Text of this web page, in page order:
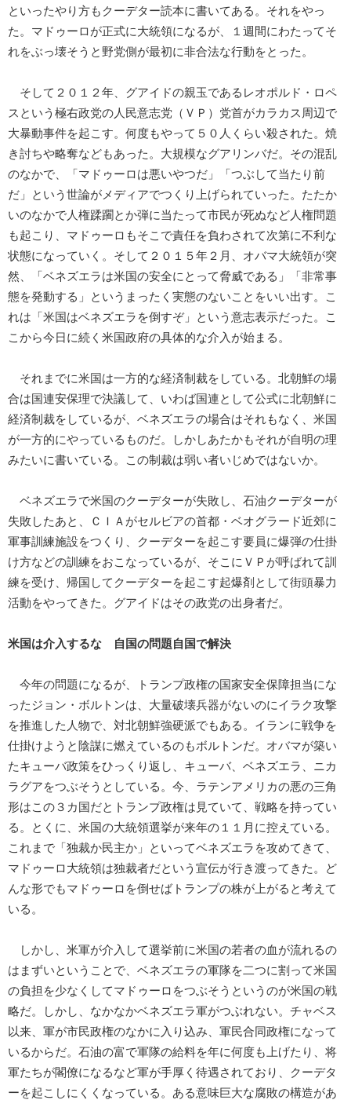
といったやり方もクーデター読本に書いてある。それをやっ
た。マドゥーロが正式に大統領になるが、１週間にわたってそ
れをぶっ壊そうと野党側が最初に非合法な行動をとった。
そして２０１２年、グアイドの親玉であるレオポルド・ロペ
スという極右政党の人民意志党（ＶＰ）党首がカラカス周辺で
大暴動事件を起こす。何度もやって５０人くらい殺された。焼
き討ちや略奪などもあった。大規模なグアリンバだ。その混乱
のなかで、「マドゥーロは悪いやつだ」「つぶして当たり前
だ」という世論がメディアでつくり上げられていった。たたか
いのなかで人権蹂躙とか弾に当たって市民が死ぬなど人権問題
も起こり、マドゥーロもそこで責任を負わされて次第に不利な
状態になっていく。そして２０１５年２月、オバマ大統領が突
然、「ベネズエラは米国の安全にとって脅威である」「非常事
態を発動する」というまったく実態のないことをいい出す。こ
れは「米国はベネズエラを倒すぞ」という意志表示だった。こ
こから今日に続く米国政府の具体的な介入が始まる。
それまでに米国は一方的な経済制裁をしている。北朝鮮の場
合は国連安保理で決議して、いわば国連として公式に北朝鮮に
経済制裁をしているが、ベネズエラの場合はそれもなく、米国
が一方的にやっているものだ。しかしあたかもそれが自明の理
みたいに書いている。この制裁は弱い者いじめではないか。
ベネズエラで米国のクーデターが失敗し、石油クーデターが
失敗したあと、ＣＩＡがセルビアの首都・ベオグラード近郊に
軍事訓練施設をつくり、クーデターを起こす要員に爆弾の仕掛
け方などの訓練をおこなっているが、そこにＶＰが呼ばれて訓
練を受け、帰国してクーデターを起こす起爆剤として街頭暴力
活動をやってきた。グアイドはその政党の出身者だ。
米国は介入するな 自国の問題自国で解決
今年の問題になるが、トランプ政権の国家安全保障担当にな
ったジョン・ボルトンは、大量破壊兵器がないのにイラク攻撃
を推進した人物で、対北朝鮮強硬派でもある。イランに戦争を
仕掛けようと陰謀に燃えているのもボルトンだ。オバマが築い
たキューバ政策をひっくり返し、キューバ、ベネズエラ、ニカ
ラグアをつぶそうとしている。今、ラテンアメリカの悪の三角
形はこの３カ国だとトランプ政権は見ていて、戦略を持ってい
る。とくに、米国の大統領選挙が来年の１１月に控えている。
これまで「独裁か民主か」といってベネズエラを攻めてきて、
マドゥーロ大統領は独裁者だという宣伝が行き渡ってきた。ど
んな形でもマドゥーロを倒せばトランプの株が上がると考えて
いる。
しかし、米軍が介入して選挙前に米国の若者の血が流れるの
はまずいということで、ベネズエラの軍隊を二つに割って米国
の負担を少なくしてマドゥーロをつぶそうというのが米国の戦
略だ。しかし、なかなかベネズエラ軍がつぶれない。チャベス
以来、軍が市民政権のなかに入り込み、軍民合同政権になって
いるからだ。石油の富で軍隊の給料を年に何度も上げたり、将
軍たちが閣僚になるなど軍が手厚く待遇されており、クーデタ
ーを起こしにくくなっている。ある意味巨大な腐敗の構造があ